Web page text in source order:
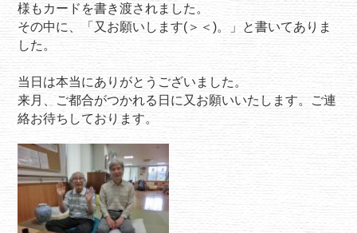
様もカードを書き渡されました。
その中に、「又お願いします(＞＜)。」と書いてありま
した。
当日は本当にありがとうございました。
来月、ご都合がつかれる日に又お願いいたします。ご連
絡お待ちしております。